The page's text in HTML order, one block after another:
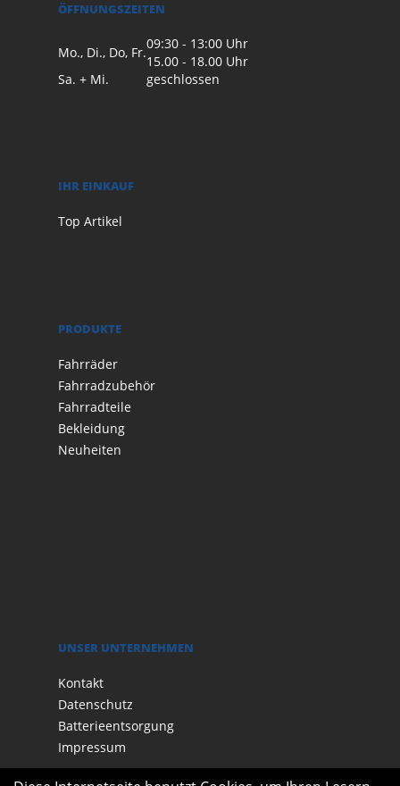
ÖFFNUNGSZEITEN
Mo., Di., Do, Fr.
09:30 - 13:00 Uhr
15.00 - 18.00 Uhr
Sa. + Mi.
geschlossen
IHR EINKAUF
Top Artikel
PRODUKTE
Fahrräder
Fahrradzubehör
Fahrradteile
Bekleidung
Neuheiten
UNSER UNTERNEHMEN
Kontakt
Datenschutz
Batterieentsorgung
Impressum